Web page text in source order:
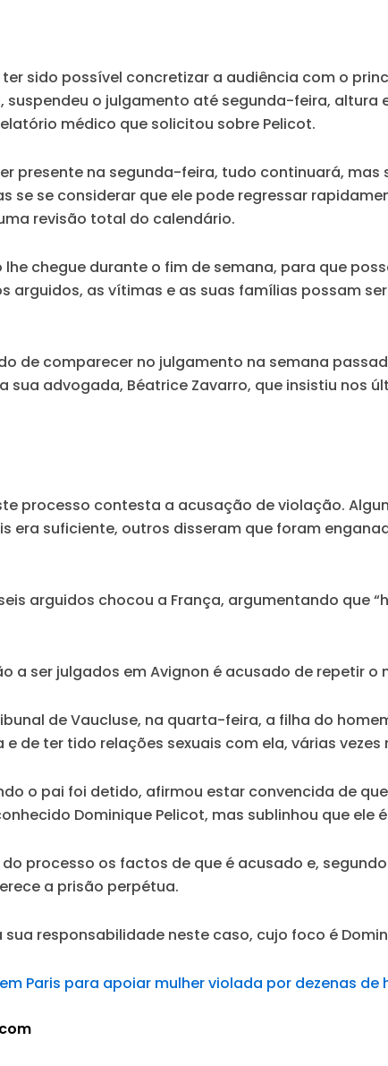
sido possível concretizar a audiência com o
suspendeu o julgamento até segunda-feira,
médico que solicitou sobre Pelicot.
presente na segunda-feira, tudo continuará,
se se considerar que ele pode regressar
revisão total do calendário.
chegue durante o fim de semana, para que
arguidos, as vítimas e as suas famílias possam
de comparecer no julgamento na semana
sua advogada, Béatrice Zavarro, que insistiu nos
processo contesta a acusação de violação.
era suficiente, outros disseram que foram
arguidos chocou a França, argumentando que
a ser julgados em Avignon é acusado de repetir
de Vaucluse, na quarta-feira, a filha do
de ter tido relações sexuais com ela, várias
o pai foi detido, afirmou estar convencida de
Dominique Pelicot, mas sublinhou que ele
do processo os factos de que é acusado e,
a prisão perpétua.
responsabilidade neste caso, cujo foco é
Paris para apoiar mulher violada por dezenas de